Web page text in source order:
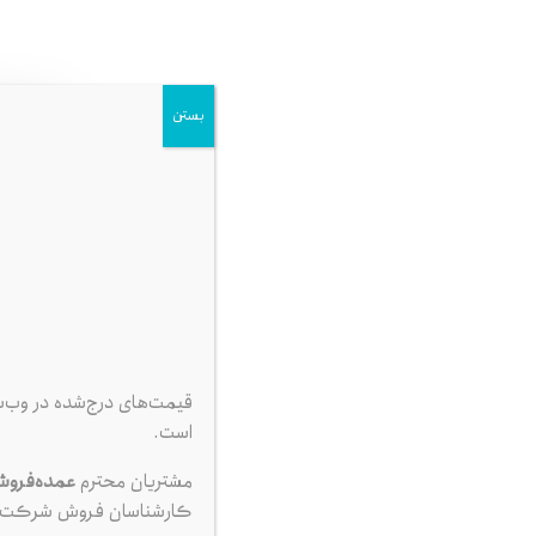
قیمت‌های درج‌شده در
است.
مشتریان محترم
کارشناسان فروش
بستن